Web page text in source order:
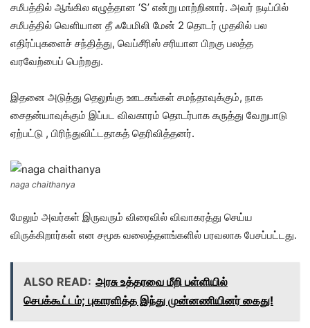
சமீபத்தில் ஆங்கில எழுத்தான ‘S’ என்று மாற்றினார். அவர் நடிப்பில்
சமீபத்தில் வெளியான தீ ஃபேமிலி மேன் 2 தொடர் முதலில் பல
எதிர்ப்புகளைச் சந்தித்து, வெப்சீரிஸ் சரியான பிறகு பலத்த
வரவேற்பைப் பெற்றது.
இதனை அடுத்து தெலுங்கு ஊடகங்கள் சமந்தாவுக்கும், நாக
சைதன்யாவுக்கும் இப்பட விவகாரம் தொடர்பாக கருத்து வேறுபாடு
ஏற்பட்டு , பிரிந்துவிட்டதாகத் தெரிவித்தனர்.
naga chaithanya
மேலும் அவர்கள் இருவரும் விரைவில் விவாகரத்து செய்ய
விருக்கிறார்கள் என சமூக வலைத்தளங்களில் பரவலாக பேசப்பட்டது.
ALSO READ: அரசு உத்தரவை மீறி பள்ளியில்
செபக்கூட்டம்; புகாரளித்த இந்து முன்னணியினர் கைது!